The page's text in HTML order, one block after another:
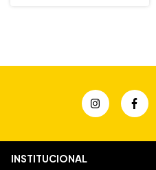
INSTITUCIONAL